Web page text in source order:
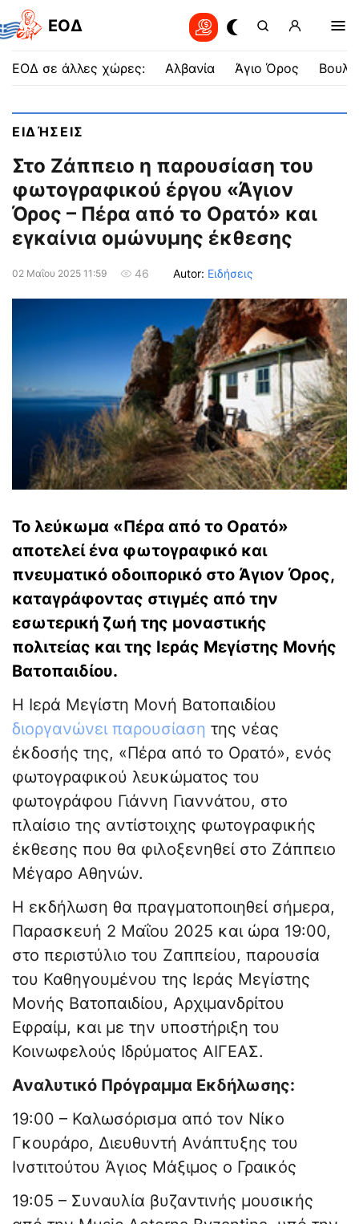
EOΔ
ΕΟΔ σε άλλες χώρες: Αλβανία Άγιο Όρος
ΕΙΔΉΣΕΙΣ
Στο Ζάππειο η παρουσίαση του
φωτογραφικού έργου «Άγιον
Όρος – Πέρα από το Ορατό» και
εγκαίνια ομώνυμης έκθεσης
02 Μαΐου 2025 11:59 46 Autor: Ειδήσεις
Το λεύκωμα «Πέρα από το Ορατό»
αποτελεί ένα φωτογραφικό και
πνευματικό οδοιπορικό στο Άγιον Όρος,
καταγράφοντας στιγμές από την
εσωτερική ζωή της μοναστικής
πολιτείας και της Ιεράς Μεγίστης Μονής
Βατοπαιδίου.
Η Ιερά Μεγίστη Μονή Βατοπαιδίου
διοργανώνει παρουσίαση της νέας
έκδοσής της, «Πέρα από το Ορατό», ενός
φωτογραφικού λευκώματος του
φωτογράφου Γιάννη Γιαννάτου, στο
πλαίσιο της αντίστοιχης φωτογραφικής
έκθεσης που θα φιλοξενηθεί στο Ζάππειο
Μέγαρο Αθηνών.
Η εκδήλωση θα πραγματοποιηθεί σήμερα,
Παρασκευή 2 Μαΐου 2025 και ώρα 19:00,
στο περιστύλιο του Ζαππείου, παρουσία
του Καθηγουμένου της Ιεράς Μεγίστης
Μονής Βατοπαιδίου, Αρχιμανδρίτου
Εφραίμ, και με την υποστήριξη του
Κοινωφελούς Ιδρύματος ΑΙΓΕΑΣ.
Αναλυτικό Πρόγραμμα Εκδήλωσης:
19:00 – Καλωσόρισμα από τον Νίκο
Γκουράρο, Διευθυντή Ανάπτυξης του
Ινστιτούτου Άγιος Μάξιμος ο Γραικός
19:05 – Συναυλία βυζαντινής μουσικής